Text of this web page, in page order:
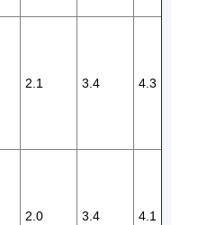
2.1 3.4 4.3
2.0 3.4 4.1